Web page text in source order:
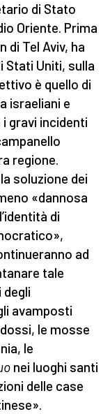
di Stato
Oriente. Prima
di Tel Aviv, ha
Stati Uniti, sulla
è quello di
israeliani e
gravi incidenti
regione.
soluzione dei
«dannosa
di
ad
tale
avamposti
le mosse
le
nei luoghi santi
delle case